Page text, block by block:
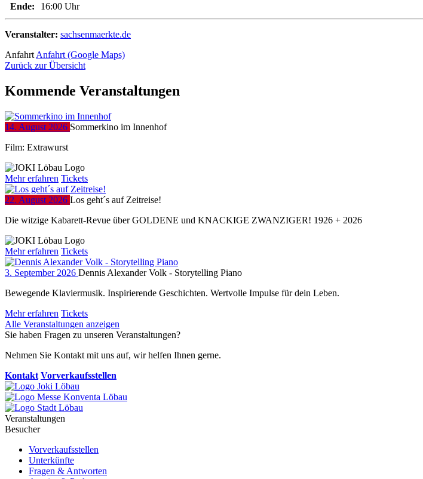
Ende:
16:00 Uhr
Veranstalter: sachsenmaerkte.de
Anfahrt Anfahrt (Google Maps)
Zurück zur Übersicht
Kommende Veranstaltungen
14. August 2026 Sommerkino im Innenhof
Film: Extrawurst
Mehr erfahren Tickets
22. August 2026 Los geht´s auf Zeitreise!
Die witzige Kabarett-Revue über GOLDENE und KNACKIGE ZWANZIGER! 1926 + 2026
Mehr erfahren Tickets
3. September 2026 Dennis Alexander Volk - Storytelling Piano
Bewegende Klaviermusik. Inspirierende Geschichten. Wertvolle Impulse für dein Leben.
Mehr erfahren Tickets
Alle Veranstaltungen anzeigen
Sie haben Fragen zu unseren Veranstaltungen?
Nehmen Sie Kontakt mit uns auf, wir helfen Ihnen gerne.
Kontakt Vorverkaufsstellen
Veranstaltungen
Besucher
Vorverkaufsstellen
Unterkünfte
Fragen & Antworten